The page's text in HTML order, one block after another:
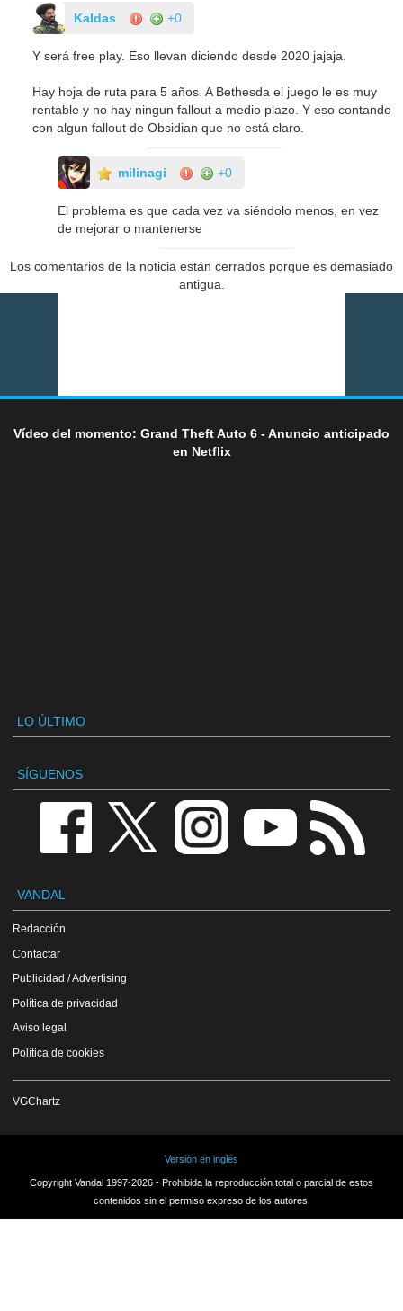
Kaldas +0
Y será free play. Eso llevan diciendo desde 2020 jajaja.
Hay hoja de ruta para 5 años. A Bethesda el juego le es muy
rentable y no hay ningun fallout a medio plazo. Y eso contando
con algun fallout de Obsidian que no está claro.
milinagi +0
El problema es que cada vez va siéndolo menos, en vez
de mejorar o mantenerse
Los comentarios de la noticia están cerrados porque es demasiado
antigua.
Vídeo del momento: Grand Theft Auto 6 - Anuncio anticipado
en Netflix
LO ÚLTIMO
SÍGUENOS
VANDAL
Redacción
Contactar
Publicidad / Advertising
Política de privacidad
Aviso legal
Política de cookies
VGChartz
Versión en inglés
Copyright Vandal 1997-2026 - Prohibida la reproducción total o parcial de estos
contenidos sin el permiso expreso de los autores.